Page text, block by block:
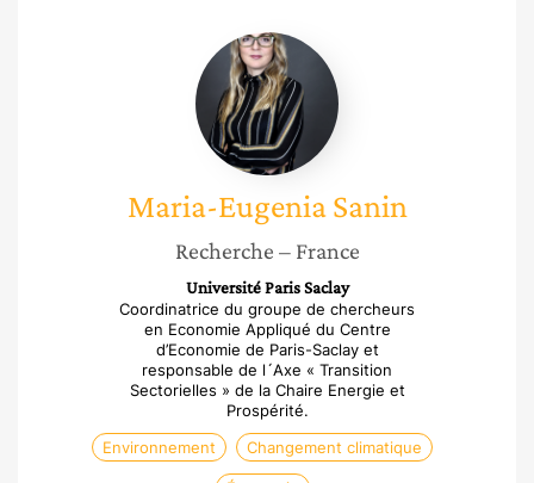
Maria-
Eugenia
Sanin
Maria-Eugenia Sanin
Recherche – France
Université Paris Saclay
Coordinatrice du groupe de chercheurs
en Economie Appliqué du Centre
d’Economie de Paris-Saclay et
responsable de l´Axe « Transition
Sectorielles » de la Chaire Energie et
Prospérité.
Environnement
Changement climatique